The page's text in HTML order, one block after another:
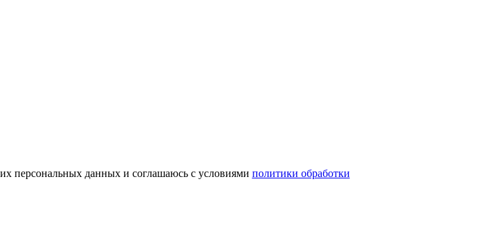
персональных данных и соглашаюсь с условиями политики обработки